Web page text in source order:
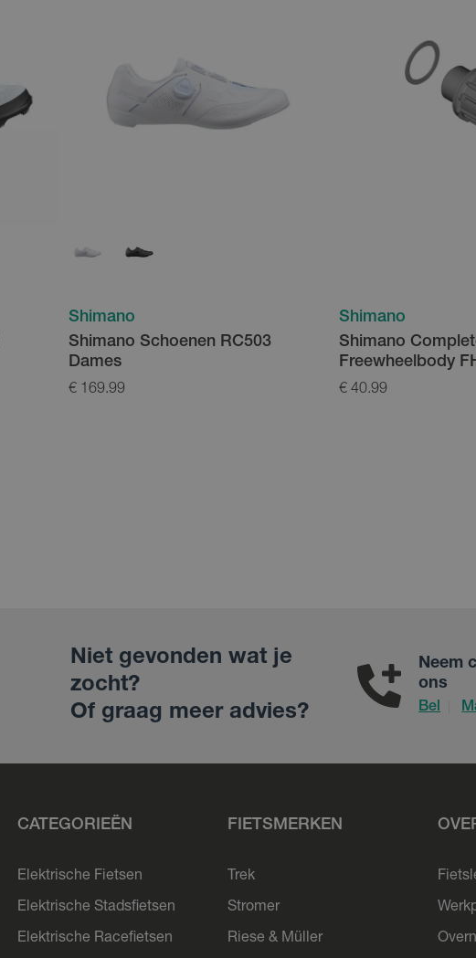
Shimano
Shimano Schoenen RC503
Dames
€ 169.99
Shimano
Shimano
Freewheelbody
€ 40.99
Niet gevonden wat je
zocht?
Of graag meer advies?
Neem
ons
Bel
CATEGORIEËN
Elektrische Fietsen
Elektrische Stadsfietsen
Elektrische Racefietsen
FIETSMERKEN
Trek
Stromer
Riese & Müller